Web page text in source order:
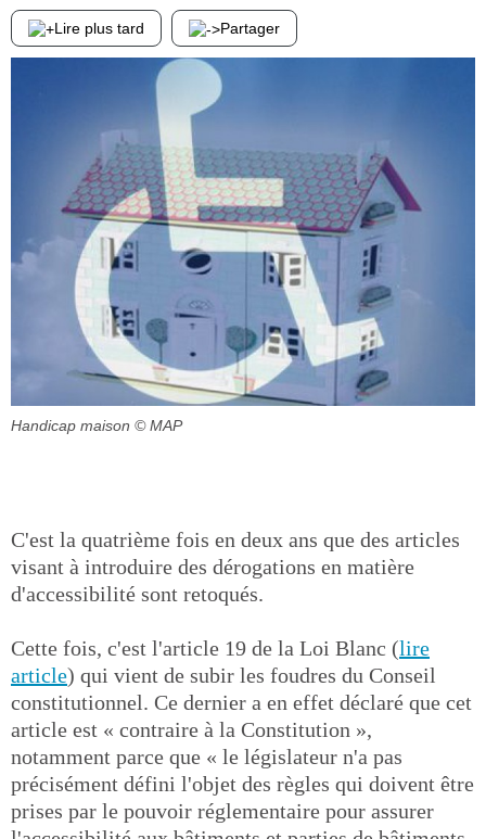
Lire plus tard Partager
Handicap maison © MAP
C'est la quatrième fois en deux ans que des articles
visant à introduire des dérogations en matière
d'accessibilité sont retoqués.
Cette fois, c'est l'article 19 de la Loi Blanc (lire
article) qui vient de subir les foudres du Conseil
constitutionnel. Ce dernier a en effet déclaré que cet
article est « contraire à la Constitution »,
notamment parce que « le législateur n'a pas
précisément défini l'objet des règles qui doivent être
prises par le pouvoir réglementaire pour assurer